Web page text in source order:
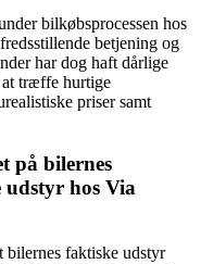
bilkøbsprocessen hos
betjening og
har dog haft dårlige
at træffe hurtige
priser samt
på bilernes
udstyr hos Via
faktiske udstyr